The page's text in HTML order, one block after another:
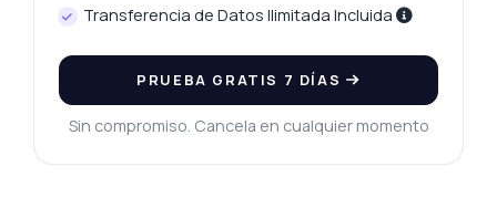
Transferencia de Datos Ilimitada Incluida
PRUEBA GRATIS 7 DÍAS
Sin compromiso. Cancela en cualquier momento
Pregunta lo que quieras
Respuestas sobre Recuperación de Código Postal Global API